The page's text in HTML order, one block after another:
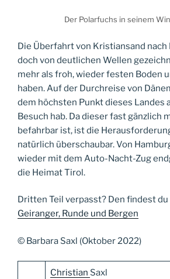
Der Polarfuchs in seinem
Die Überfahrt von Kristiansand nach
doch von deutlichen Wellen
mehr als froh, wieder festen Boden
haben. Auf der Durchreise von
dem höchsten Punkt dieses Landes
Besuch hab. Da dieser fast gänzlich
befahrbar ist, ist die
natürlich überschaubar. Von
wieder mit dem Auto-Nacht-Zug
die Heimat Tirol.
Dritten Teil verpasst? Den findest du
Geiranger, Runde und Bergen
© Barbara Saxl (Oktober 2022)
Christian Saxl